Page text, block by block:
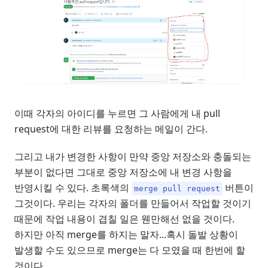
이때 각자의 아이디를 누르면 그 사람에게 내 pull
request에 대한 리뷰를 요청하는 메일이 간다.
그리고 내가 변경한 사항이 만약 중앙 저장소와 충돌되는
부분이 없다면 그대로 중앙 저장소에 내 변경 사항을
반영시킬 수 있다. 초록색의
merge pull request
버튼이
그것이다. 우리는 각자의 폴더를 만들어서 작업할 것이기
때문에 작업 내용이 겹칠 일은 웬만해선 없을 것이다.
하지만 아직 merge를 하지는 말자...혹시 돌발 상황이
발생할 수도 있으므로 merge는 다 모였을 때 한번에 할